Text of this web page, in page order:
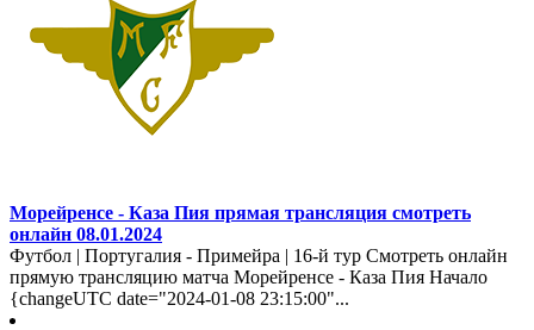
Морейренсе - Каза Пия прямая трансляция смотреть
онлайн 08.01.2024
Футбол | Португалия - Примейра | 16-й тур Смотреть онлайн
прямую трансляцию матча Морейренсе - Каза Пия Начало
{changeUTC date="2024-01-08 23:15:00"...